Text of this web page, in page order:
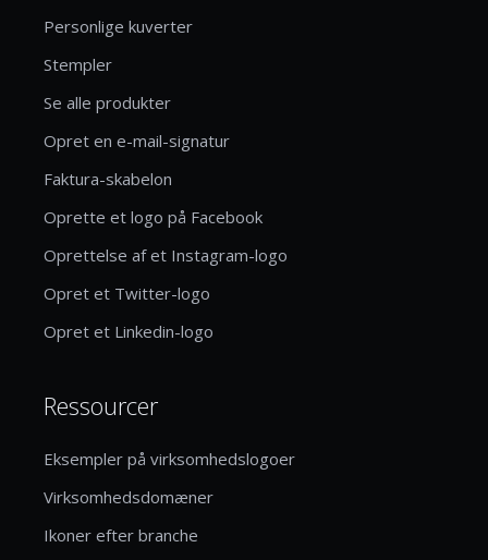
Personlige kuverter
Stempler
Se alle produkter
Opret en e-mail-signatur
Faktura-skabelon
Oprette et logo på Facebook
Oprettelse af et Instagram-logo
Opret et Twitter-logo
Opret et Linkedin-logo
Ressourcer
Eksempler på virksomhedslogoer
Virksomhedsdomæner
Ikoner efter branche